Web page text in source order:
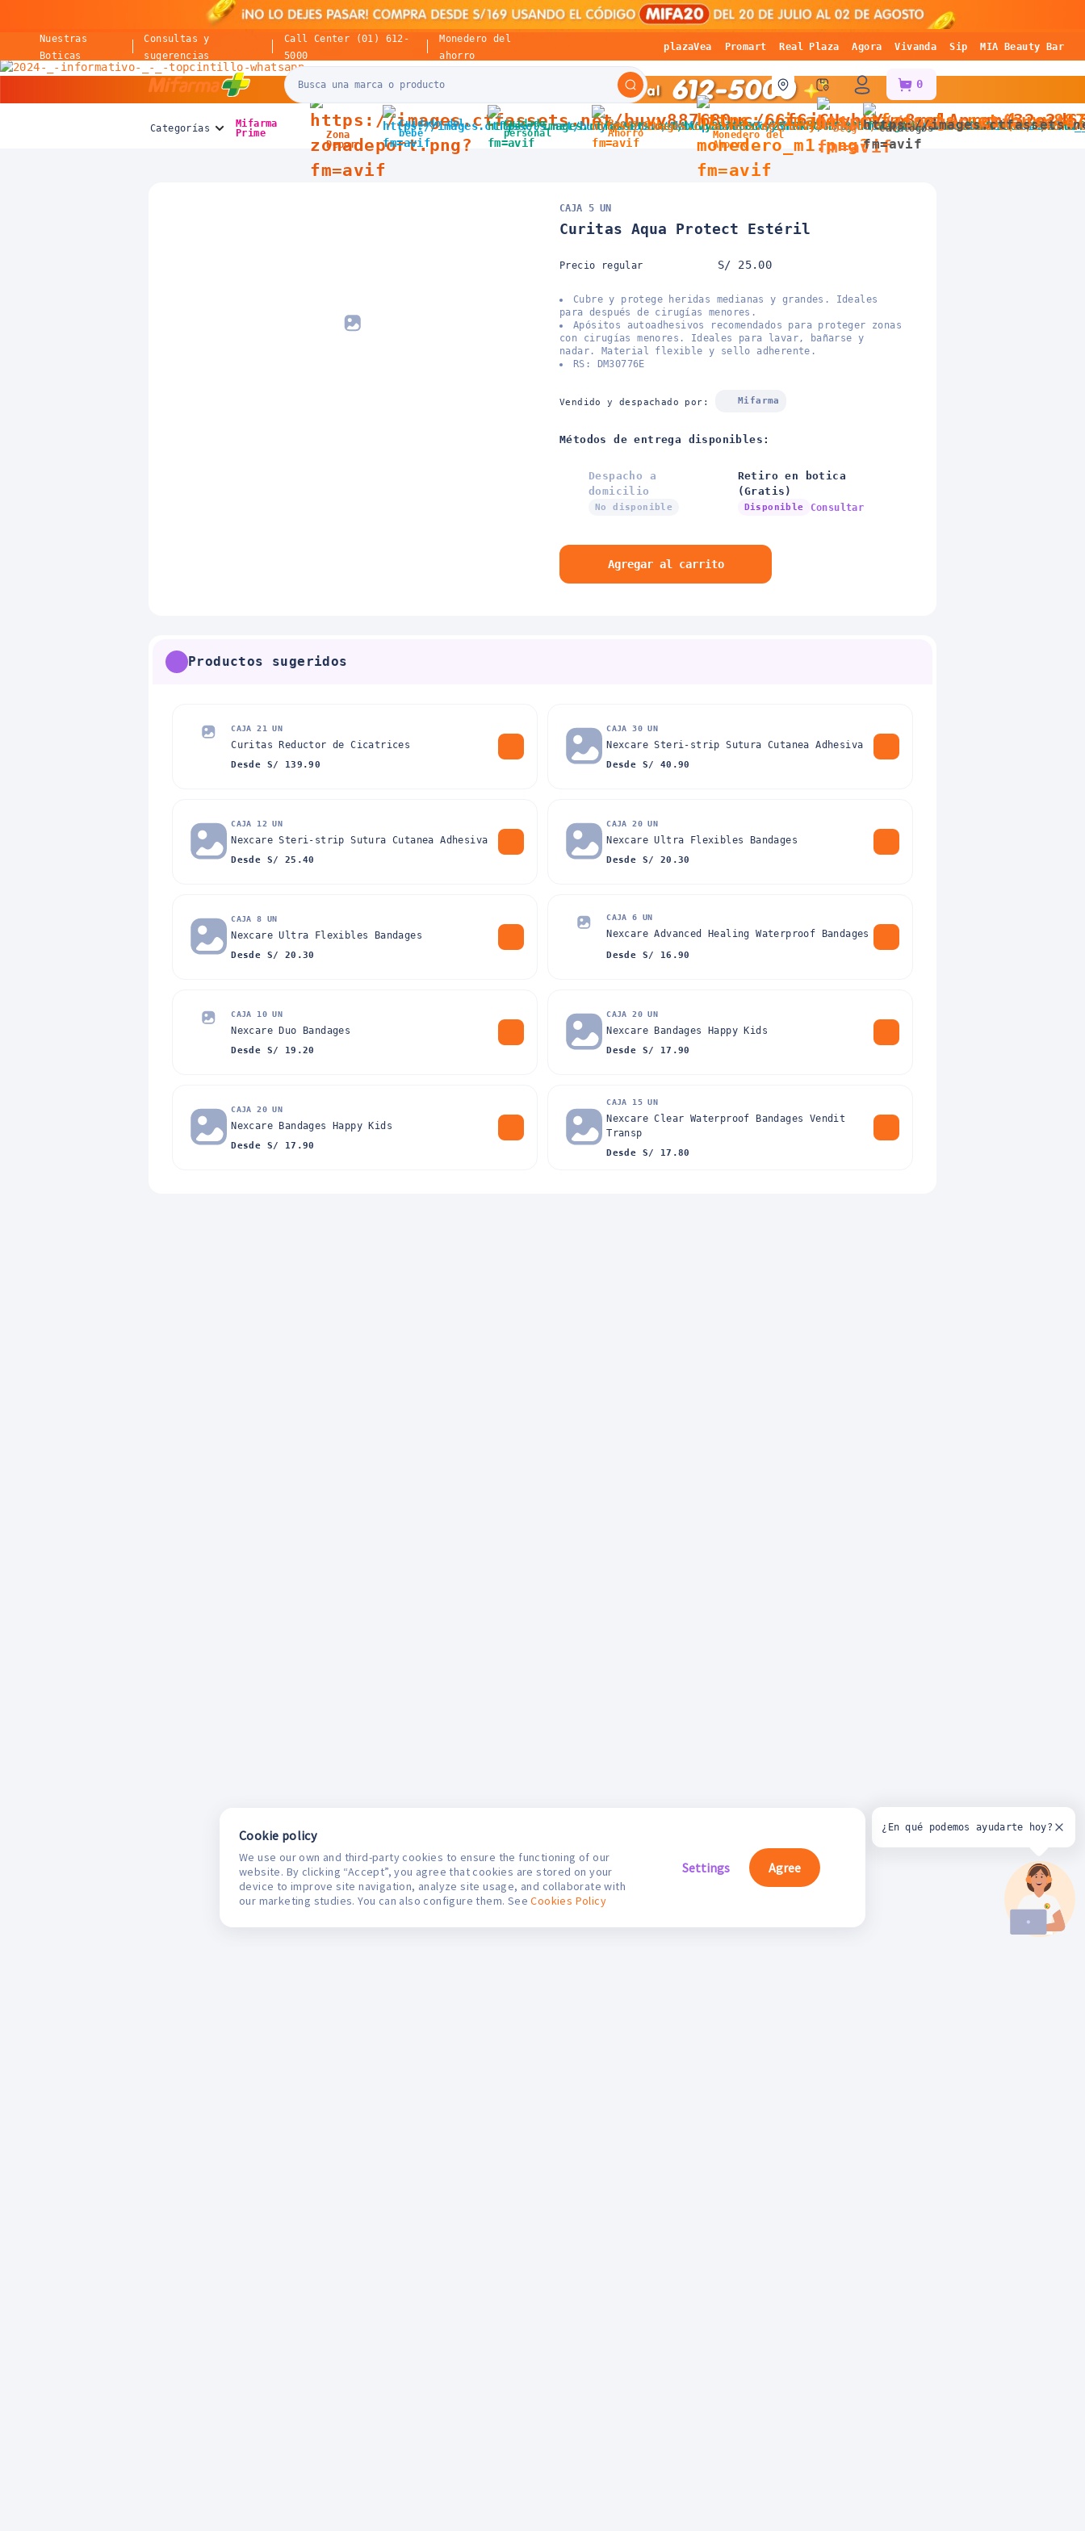
Nuestras
Boticas
Consultas y
sugerencias
Call Center (01) 612-
5000
Monedero del
ahorro
plazaVea Promart Real Plaza Agora Vivanda Sip MIA Beauty Bar
Mifarma 0
Categorías
Mifarma
Prime
Zona
Depor
Cuidado del
bebé
Cuidado
personal
Packs del
Ahorro
Monedero del
Ahorro
Blog Catálogos
¿En qué podemos ayudarte hoy?
CAJA 5 UN
Curitas Aqua Protect Estéril
Precio regular S/ 25.00
Cubre y protege heridas medianas y grandes. Ideales
para después de cirugías menores.
Apósitos autoadhesivos recomendados para proteger zonas
con cirugías menores. Ideales para lavar, bañarse y
nadar. Material flexible y sello adherente.
RS: DM30776E
Vendido y despachado por: Mifarma
Métodos de entrega disponibles:
Despacho a
domicilio
No disponible
Retiro en botica
(Gratis)
Disponible Consultar
Agregar al carrito
Productos sugeridos
CAJA 21 UN
Curitas Reductor de Cicatrices
Desde S/ 139.90
CAJA 30 UN
Nexcare Steri-strip Sutura Cutanea Adhesiva
Desde S/ 40.90
CAJA 12 UN
Nexcare Steri-strip Sutura Cutanea Adhesiva
Desde S/ 25.40
CAJA 20 UN
Nexcare Ultra Flexibles Bandages
Desde S/ 20.30
CAJA 8 UN
Nexcare Ultra Flexibles Bandages
Desde S/ 20.30
CAJA 6 UN
Nexcare Advanced Healing Waterproof Bandages
Desde S/ 16.90
CAJA 10 UN
Nexcare Duo Bandages
Desde S/ 19.20
CAJA 20 UN
Nexcare Bandages Happy Kids
Desde S/ 17.90
CAJA 20 UN
Nexcare Bandages Happy Kids
Desde S/ 17.90
CAJA 15 UN
Nexcare Clear Waterproof Bandages Vendit
Transp
Desde S/ 17.80
Cookie policy
We use our own and third-party cookies to ensure the functioning of our
website. By clicking “Accept”, you agree that cookies are stored on your
device to improve site navigation, analyze site usage, and collaborate with
our marketing studies. You can also configure them. SeeCookies Policy
Settings Agree